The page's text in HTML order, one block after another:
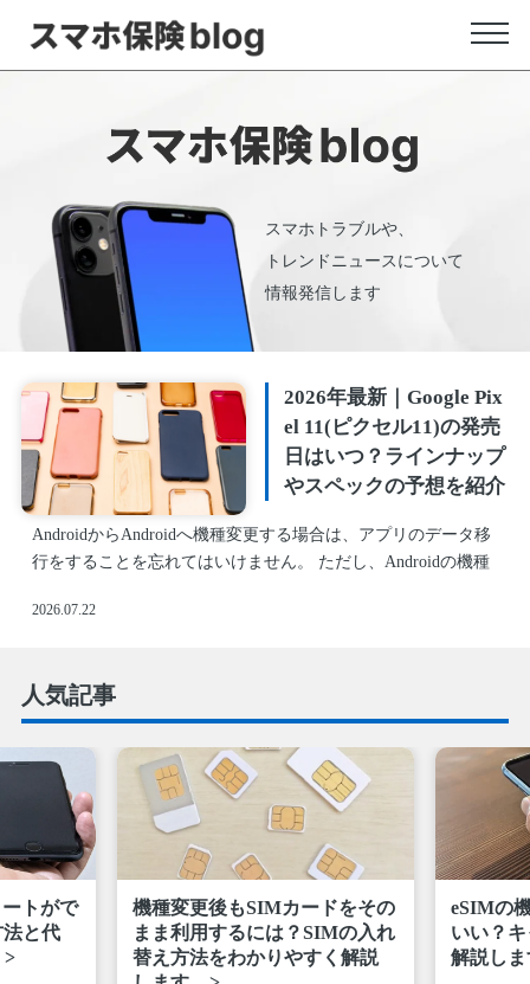
スマホトラブルや、
トレンドニュースについて
情報発信します
2026年最新｜Google Pix
el 11(ピクセル11)の発売
日はいつ？ラインナップ
やスペックの予想を紹介
AndroidからAndroidへ機種変更する場合は、アプリのデータ移
行をすることを忘れてはいけません。 ただし、Androidの機種
なっていきます。また、機種によってはデータ移行方法が異な
2026.07.22
人気記事
トがで
と代
機種変更後もSIMカードをその
まま利用するには？SIMの入れ
替え方法をわかりやすく解説
eSIMの
いい？
解説し